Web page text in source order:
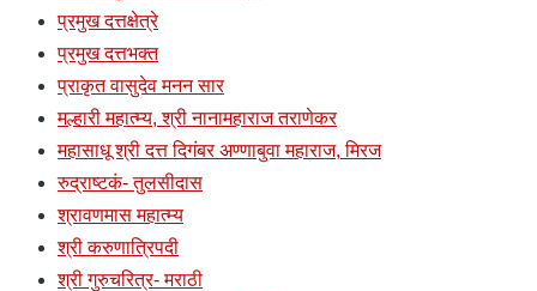
प्रमुख दत्तक्षेत्रे
प्रमुख दत्तभक्त
प्राकृत वासुदेव मनन सार
मल्हारी महात्म्य, श्री नानामहाराज तराणेकर
महासाधू श्री दत्त दिगंबर अण्णाबुवा महाराज, मिरज
रुद्राष्टकं- तुलसीदास
श्रावणमास महात्म्य
श्री करुणात्रिपदी
श्री गुरुचरित्र- मराठी